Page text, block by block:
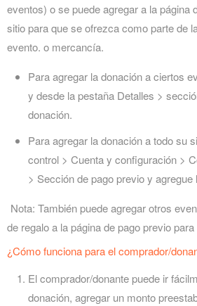
eventos) o se puede agregar a la página
sitio para que se ofrezca como parte de
evento. o mercancía.
Para agregar la donación a ciertos
y desde la pestaña Detalles >
donación.
Para agregar la donación a todo su
control > Cuenta y configuración >
> Sección de pago previo y agregue
Nota: También puede agregar otros
de regalo a la página de pago previo
¿Cómo funciona para el comprador/
El comprador/donante puede ir
donación, agregar un monto